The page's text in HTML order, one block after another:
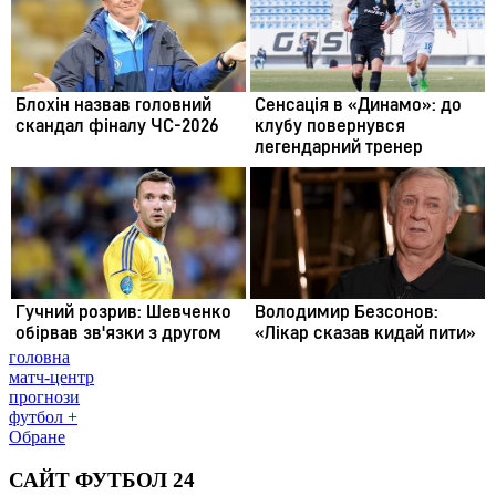
головна
матч-центр
прогнози
футбол +
Обране
САЙТ ФУТБОЛ 24